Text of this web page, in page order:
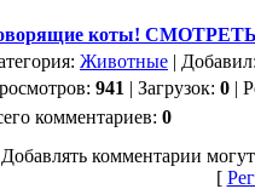
коты!
Животные |
941 | Загрузок: 0 |
комментариев: 0
Добавлять комментарии
[